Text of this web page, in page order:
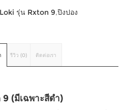
รุ่น Rxton 9,ปิงปอง
รีวิว (0) ติดต่อเรา
(มีเฉพาะสีดำ)